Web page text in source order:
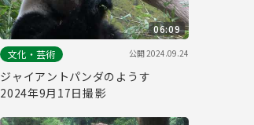
06:09
文化・芸術
公開2024.09.24
ジャイアントパンダのようす
2024年9月17日撮影